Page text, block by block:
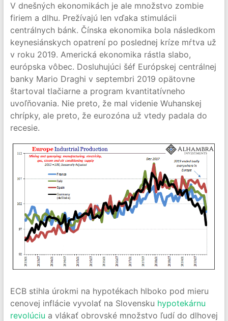
V dnešných ekonomikách je ale množstvo zombie
firiem a dlhu. Prežívajú len vďaka stimulácii
centrálnych bánk. Čínska ekonomika bola následkom
keynesiánskych opatrení po poslednej kríze mŕtva už
v roku 2019. Americká ekonomika rástla slabo,
európska vôbec. Dosluhujúci šéf Európskej centrálnej
banky Mario Draghi v septembri 2019 opätovne
štartoval tlačiarne a program kvantitatívneho
uvoľňovania. Nie preto, že mal videnie Wuhanskej
chrípky, ale preto, že eurozóna už vtedy padala do
recesie.
ECB stihla úrokmi na hypotékach hlboko pod mieru
cenovej inflácie vyvolať na Slovensku hypotekárnu
revolúciu a vlákať obrovské množstvo ľudí do dlhovej